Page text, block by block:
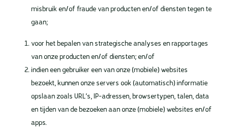
misbruik en/of fraude van producten en/of diensten tegen te
gaan;
voor het bepalen van strategische analyses en rapportages
van onze producten en/of diensten; en/of
indien een gebruiker een van onze (mobiele) websites
bezoekt, kunnen onze servers ook (automatisch) informatie
opslaan zoals URL’s, IP-adressen, browsertypen, talen, data
en tijden van de bezoeken aan onze (mobiele) websites en/of
apps.